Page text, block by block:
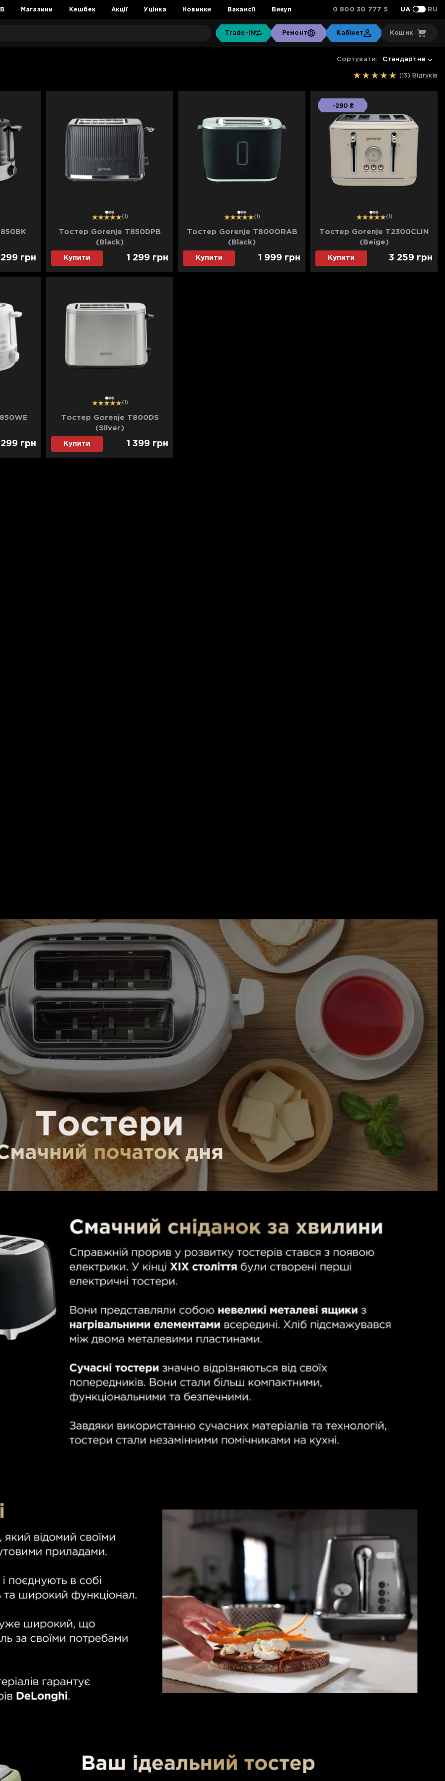
Магазини Кешбек Акції Уцінка Новинки Вакансії Викуп 0 800 30 777 5 UA RU
Trade-IN Ремонт Кабінет Кошик
Сортувати: Стандартне
(13) Відгуків
299 грн
12 3 (1)
Тостер Gorenje T850DPB
(Black)
Купити 1 299 грн
12 3 (1)
Тостер Gorenje T800ORAB
(Black)
Купити 1 999 грн
12 3
-290 ₴
(1)
Тостер Gorenje T2300CLIN
(Beige)
Купити 3 259 грн
299 грн
12 3 (1)
Тостер Gorenje T800DS
(Silver)
Купити 1 399 грн